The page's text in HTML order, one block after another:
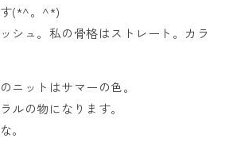
(*^。^*)
シュ。私の骨格はストレート。カラ
ニットはサマーの色。
ルの物になります。
。